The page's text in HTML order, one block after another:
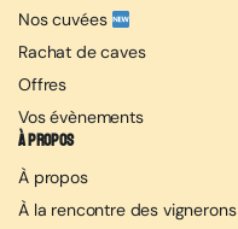
Nos cuvées
Rachat de caves
Offres
Vos évènements
À propos
À propos
À la rencontre des vignerons